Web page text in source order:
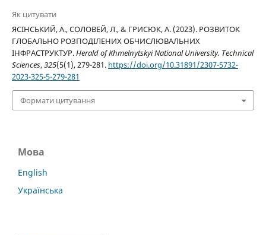
Як цитувати
ЯСІНСЬКИЙ, А., СОЛОВЕЙ, Л., & ГРИСЮК, А. (2023). РОЗВИТОК
ГЛОБАЛЬНО РОЗПОДІЛЕНИХ ОБЧИСЛЮВАЛЬНИХ
ІНФРАСТРУКТУР.Herald of Khmelnytskyi National University. Technical
Sciences,325(5(1), 279-281. https://doi.org/10.31891/2307-5732-
2023-325-5-279-281
Формати цитування
Мова
English
Українська